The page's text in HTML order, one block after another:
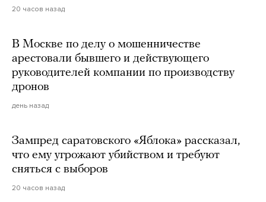
20 часов назад
В Москве по делу о мошенничестве
арестовали бывшего и действующего
руководителей компании по производству
дронов
день назад
Зампред саратовского «Яблока» рассказал,
что ему угрожают убийством и требуют
сняться с выборов
20 часов назад